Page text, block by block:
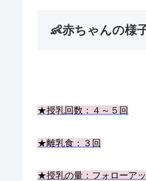
👶赤ちゃんの様
★授乳回数：４～５回
★離乳食：３回
★授乳の量：フォローア